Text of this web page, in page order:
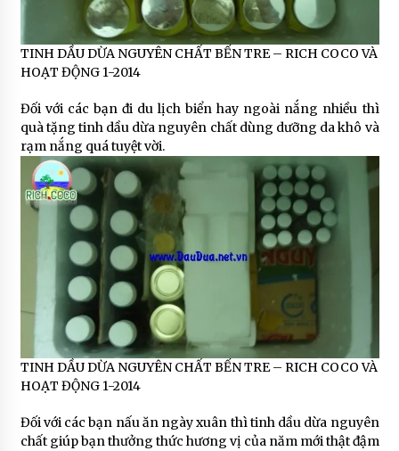
TINH DẦU DỪA NGUYÊN CHẤT BẾN TRE – RICH COCO VÀ
HOẠT ĐỘNG 1-2014
Đối với các bạn đi du lịch biển hay ngoài nắng nhiều thì
quà tặng tinh dầu dừa nguyên chất dùng dưỡng da khô và
rạm nắng quá tuyệt vời.
TINH DẦU DỪA NGUYÊN CHẤT BẾN TRE – RICH COCO VÀ
HOẠT ĐỘNG 1-2014
Đối với các bạn nấu ăn ngày xuân thì tinh dầu dừa nguyên
chất giúp bạn thưởng thức hương vị của năm mới thật đậm